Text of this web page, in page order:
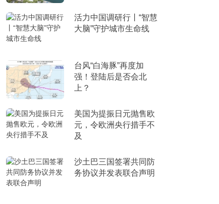
活力中国调研行丨“智慧
大脑”守护城市生命线
台风“白海豚”再度加
强！登陆后是否会北
上？
美国为提振日元抛售欧
元，令欧洲央行措手不
及
沙土巴三国签署共同防
务协议并发表联合声明